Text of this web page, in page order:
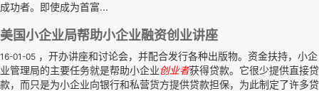
成功者。即使成为首富...
美国小企业局帮助小企业融资创业讲座
16-01-05 ，开办讲座和讨论会，并配合发行各种出版物。资金扶持，小企
业管理局的主要任务就是帮助小企业创业者获得贷款。它很少提供直接贷
款，而只是为小企业向银行和私营货方提供贷款担保，为此制定了许多贷